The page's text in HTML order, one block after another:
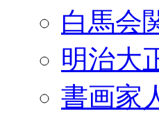
白馬会
明治大
書画家